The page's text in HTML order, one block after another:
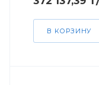
В КОРЗИНУ